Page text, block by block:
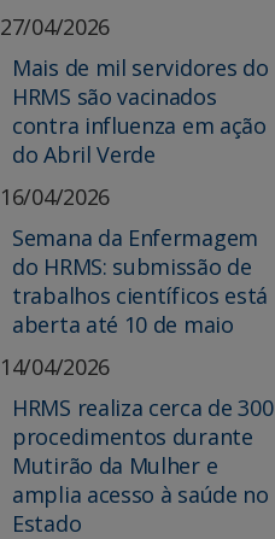
27/04/2026
Mais de mil servidores do
HRMS são vacinados
contra influenza em ação
do Abril Verde
16/04/2026
Semana da Enfermagem
do HRMS: submissão de
trabalhos científicos está
aberta até 10 de maio
14/04/2026
HRMS realiza cerca de 300
procedimentos durante
Mutirão da Mulher e
amplia acesso à saúde no
Estado